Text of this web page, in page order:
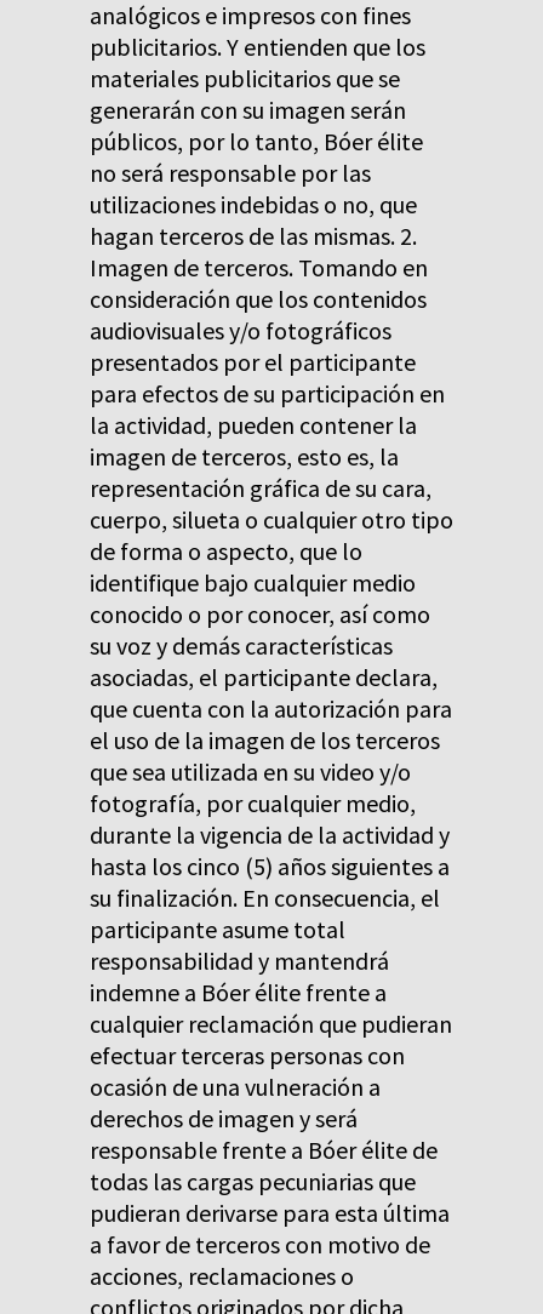
analógicos e impresos con fines
publicitarios. Y entienden que los
materiales publicitarios que se
generarán con su imagen serán
públicos, por lo tanto, Bóer élite
no será responsable por las
utilizaciones indebidas o no, que
hagan terceros de las mismas. 2.
Imagen de terceros. Tomando en
consideración que los contenidos
audiovisuales y/o fotográficos
presentados por el participante
para efectos de su participación en
la actividad, pueden contener la
imagen de terceros, esto es, la
representación gráfica de su cara,
cuerpo, silueta o cualquier otro tipo
de forma o aspecto, que lo
identifique bajo cualquier medio
conocido o por conocer, así como
su voz y demás características
asociadas, el participante declara,
que cuenta con la autorización para
el uso de la imagen de los terceros
que sea utilizada en su video y/o
fotografía, por cualquier medio,
durante la vigencia de la actividad y
hasta los cinco (5) años siguientes a
su finalización. En consecuencia, el
participante asume total
responsabilidad y mantendrá
indemne a Bóer élite frente a
cualquier reclamación que pudieran
efectuar terceras personas con
ocasión de una vulneración a
derechos de imagen y será
responsable frente a Bóer élite de
todas las cargas pecuniarias que
pudieran derivarse para esta última
a favor de terceros con motivo de
acciones, reclamaciones o
conflictos originados por dicha